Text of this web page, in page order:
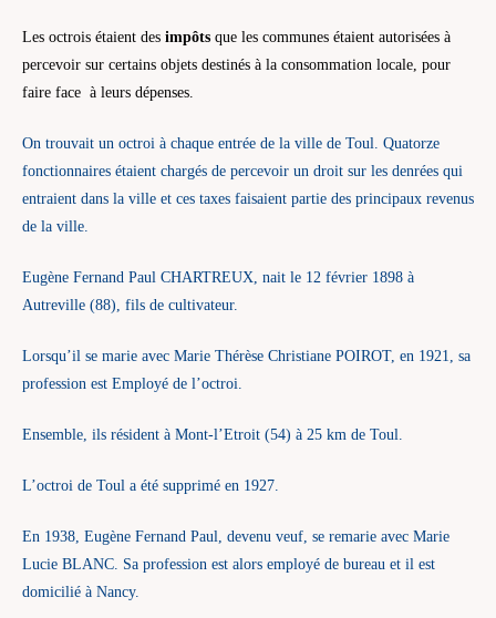
Les octrois étaient des impôts que les communes étaient autorisées à
percevoir sur certains objets destinés à la consommation locale, pour
faire face à leurs dépenses.
On trouvait un octroi à chaque entrée de la ville de Toul. Quatorze
fonctionnaires étaient chargés de percevoir un droit sur les denrées qui
entraient dans la ville et ces taxes faisaient partie des principaux revenus
de la ville.
Eugène Fernand Paul CHARTREUX, nait le 12 février 1898 à
Autreville (88), fils de cultivateur.
Lorsqu’il se marie avec Marie Thérèse Christiane POIROT, en 1921, sa
profession est Employé de l’octroi.
Ensemble, ils résident à Mont-l’Etroit (54) à 25 km de Toul.
L’octroi de Toul a été supprimé en 1927.
En 1938, Eugène Fernand Paul, devenu veuf, se remarie avec Marie
Lucie BLANC. Sa profession est alors employé de bureau et il est
domicilié à Nancy.